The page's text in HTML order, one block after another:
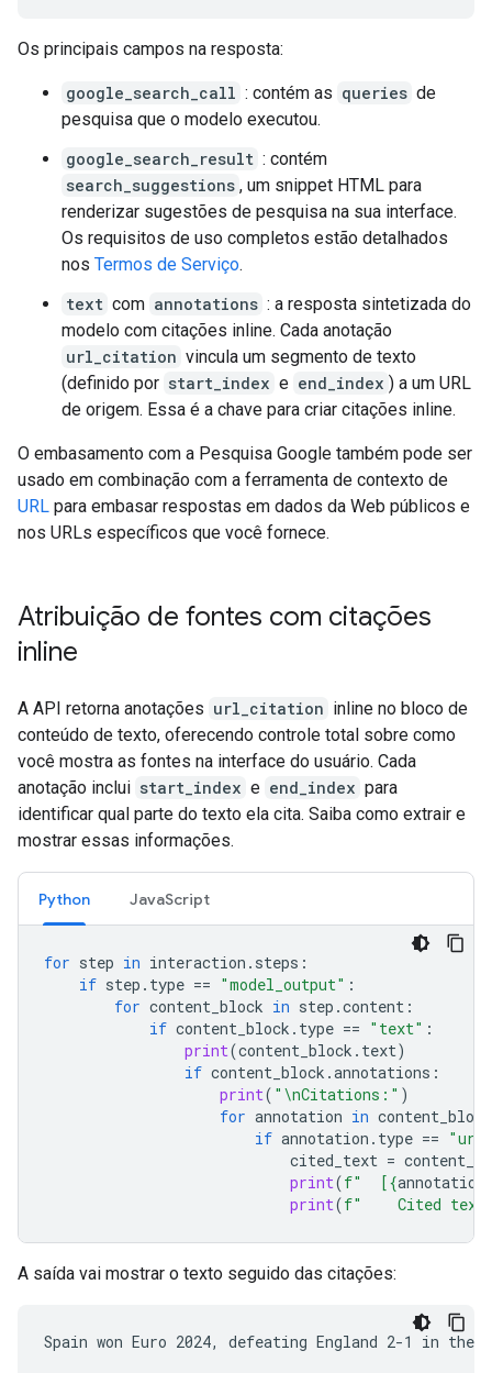
Os principais campos na resposta:
google_search_call : contém as queries de
pesquisa que o modelo executou.
google_search_result : contém
search_suggestions , um snippet HTML para
renderizar sugestões de pesquisa na sua interface.
Os requisitos de uso completos estão detalhados
nos Termos de Serviço.
text com annotations : a resposta sintetizada do
modelo com citações inline. Cada anotação
url_citation vincula um segmento de texto
(definido por start_index e end_index ) a um URL
de origem. Essa é a chave para criar citações inline.
O embasamento com a Pesquisa Google também pode ser
usado em combinação com a ferramenta de contexto de
URL para embasar respostas em dados da Web públicos e
nos URLs específicos que você fornece.
Atribuição de fontes com citações
inline
A API retorna anotações url_citation inline no bloco de
conteúdo de texto, oferecendo controle total sobre como
você mostra as fontes na interface do usuário. Cada
anotação inclui start_index e end_index para
identificar qual parte do texto ela cita. Saiba como extrair e
mostrar essas informações.
Python JavaScript
for step in interaction . steps :
if step . type == "model_output" :
for content_block in step .content :
if content_block . type == "text" :
print(content_block . text)
if content_block .annotations :
print( " \nCitations:" )
for annotation in content_block
if annotation . type ==
cited_text =
print(f"  [{annotation
print(f"    Cited
A saída vai mostrar o texto seguido das citações:
Spain won Euro 2024, defeating England 2-1 in